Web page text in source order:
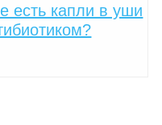
есть капли в уши